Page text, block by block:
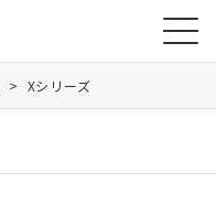
> Xシリーズ